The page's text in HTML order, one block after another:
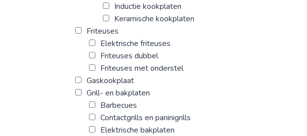
Inductie kookplaten
Keramische kookplaten
Friteuses
Elektrische friteuses
Friteuses dubbel
Friteuses met onderstel
Gaskookplaat
Grill- en bakplaten
Barbecues
Contactgrills en paninigrills
Elektrische bakplaten